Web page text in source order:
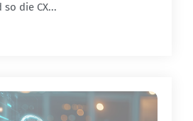
die CX...